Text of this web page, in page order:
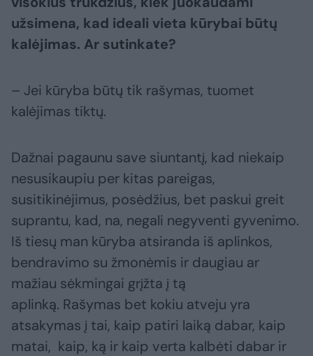
užsimena, kad ideali vieta kūrybai būtų
kalėjimas. Ar sutinkate?
– Jei kūryba būtų tik rašymas, tuomet
kalėjimas tiktų.
Dažnai pagaunu save siuntantį, kad niekaip
nesusikaupiu per kitas pareigas,
susitikinėjimus, posėdžius, bet paskui greit
suprantu, kad, na, negali negyventi gyvenimo.
Iš tiesų man kūryba atsiranda iš aplinkos,
bendravimo su žmonėmis ir daugiau ar
mažiau sėkmingai grįžta į tą
aplinką. Rašymas bet kokiu atveju yra
atsakymas į tai, kaip patiri laiką dabar, kaip
matai, kaip, ką ir kaip verta kalbėti dabar ir